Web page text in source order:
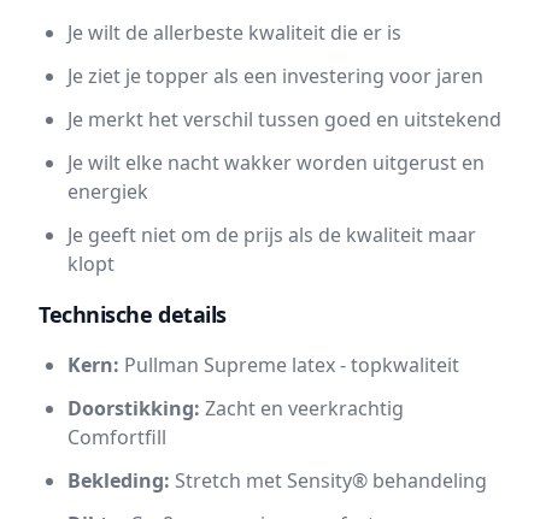
Je wilt de allerbeste kwaliteit die er is
Je ziet je topper als een investering voor jaren
Je merkt het verschil tussen goed en uitstekend
Je wilt elke nacht wakker worden uitgerust en
energiek
Je geeft niet om de prijs als de kwaliteit maar
klopt
Technische details
Kern: Pullman Supreme latex - topkwaliteit
Doorstikking: Zacht en veerkrachtig
Comfortfill
Bekleding: Stretch met Sensity® behandeling